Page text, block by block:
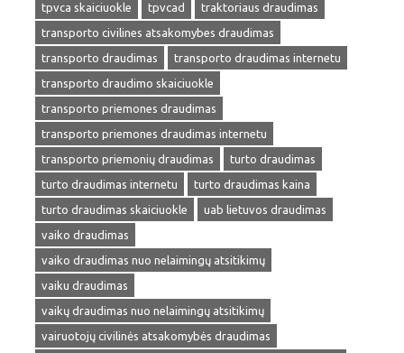
tpvca skaiciuokle
tpvcad
traktoriaus draudimas
transporto civilines atsakomybes draudimas
transporto draudimas
transporto draudimas internetu
transporto draudimo skaiciuokle
transporto priemones draudimas
transporto priemones draudimas internetu
transporto priemonių draudimas
turto draudimas
turto draudimas internetu
turto draudimas kaina
turto draudimas skaiciuokle
uab lietuvos draudimas
vaiko draudimas
vaiko draudimas nuo nelaimingų atsitikimų
vaiku draudimas
vaikų draudimas nuo nelaimingų atsitikimų
vairuotojų civilinės atsakomybės draudimas